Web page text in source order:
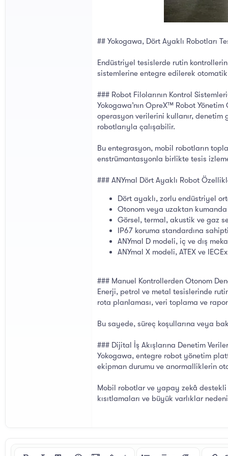
## Yokogawa, Dört Ayaklı Robotları
Endüstriyel tesislerde rutin
sistemlerine entegre edilerek
### Robot Filolarının Kontrol
Yokogawa’nın OpreX™ Robot
operasyon verilerini kullanır, denetim
robotlarıyla çalışabilir.
Bu entegrasyon, mobil robotların
enstrümantasyonla birlikte tesis
### ANYmal Dört Ayaklı Robot
Dört ayaklı, zorlu endüstriyel
Otonom veya uzaktan
Görsel, termal, akustik ve gaz
IP67 koruma standardına
ANYmal D modeli, iç ve dış
ANYmal X modeli, ATEX ve
### Manuel Kontrollerden Otonom
Enerji, petrol ve metal tesislerinde
rota planlaması, veri toplama ve
Bu sayede, süreç koşullarına veya
### Dijital İş Akışlarına Denetim
Yokogawa, entegre robot yönetim
ekipman durumu ve anormalliklerin
Mobil robotlar ve yapay zekâ destekli
kısıtlamaları ve büyük varlıklar